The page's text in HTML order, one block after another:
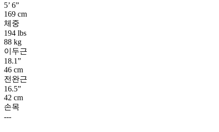
5’ 6”
169 cm
체중
194 lbs
88 kg
이두근
18.1”
46 cm
전완근
16.5”
42 cm
손목
---